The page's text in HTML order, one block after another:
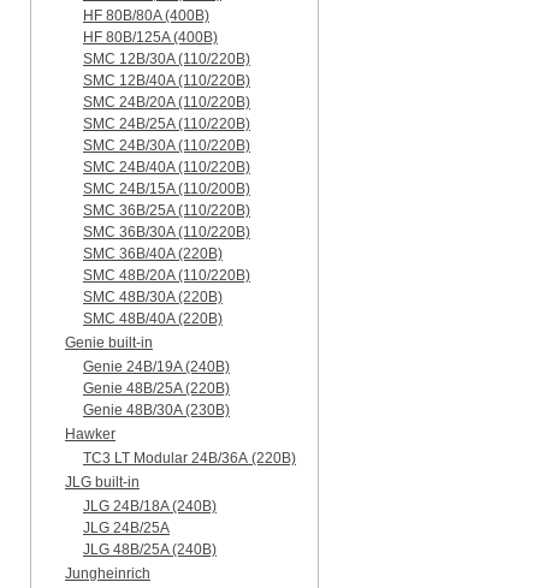
HF 80B/80A (400B)
HF 80B/125A (400B)
SMC 12B/30A (110/220B)
SMC 12B/40A (110/220B)
SMC 24B/20A (110/220B)
SMC 24B/25A (110/220B)
SMC 24B/30A (110/220B)
SMC 24B/40A (110/220B)
SMC 24B/15A (110/200B)
SMC 36B/25A (110/220B)
SMC 36B/30A (110/220B)
SMC 36B/40A (220B)
SMC 48B/20A (110/220B)
SMC 48B/30A (220B)
SMC 48B/40A (220B)
Genie built-in
Genie 24B/19A (240B)
Genie 48B/25A (220B)
Genie 48B/30A (230B)
Hawker
TC3 LT Modular 24В/36А (220B)
JLG built-in
JLG 24B/18A (240B)
JLG 24B/25A
JLG 48B/25A (240B)
Jungheinrich